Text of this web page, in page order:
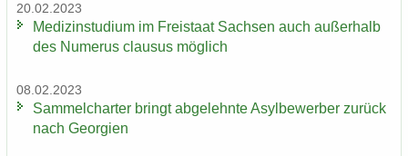
20.02.2023
Me­di­zin­stu­di­um im Frei­staat Sach­sen auch au­ßer­halb
des Nu­me­rus clau­sus mög­lich
08.02.2023
Sam­mel­char­ter bringt ab­ge­lehn­te Asyl­be­wer­ber zu­rück
nach Ge­or­gi­en